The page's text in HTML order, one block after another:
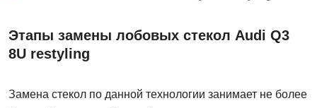
Этапы замены лобовых стекол Audi Q3
8U restyling
Замена стекол по данной технологии занимает не более